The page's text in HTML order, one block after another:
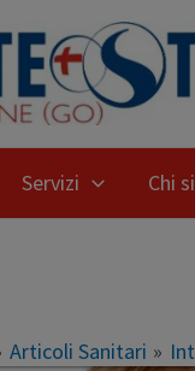
Servizi Chi
Articoli Sanitari